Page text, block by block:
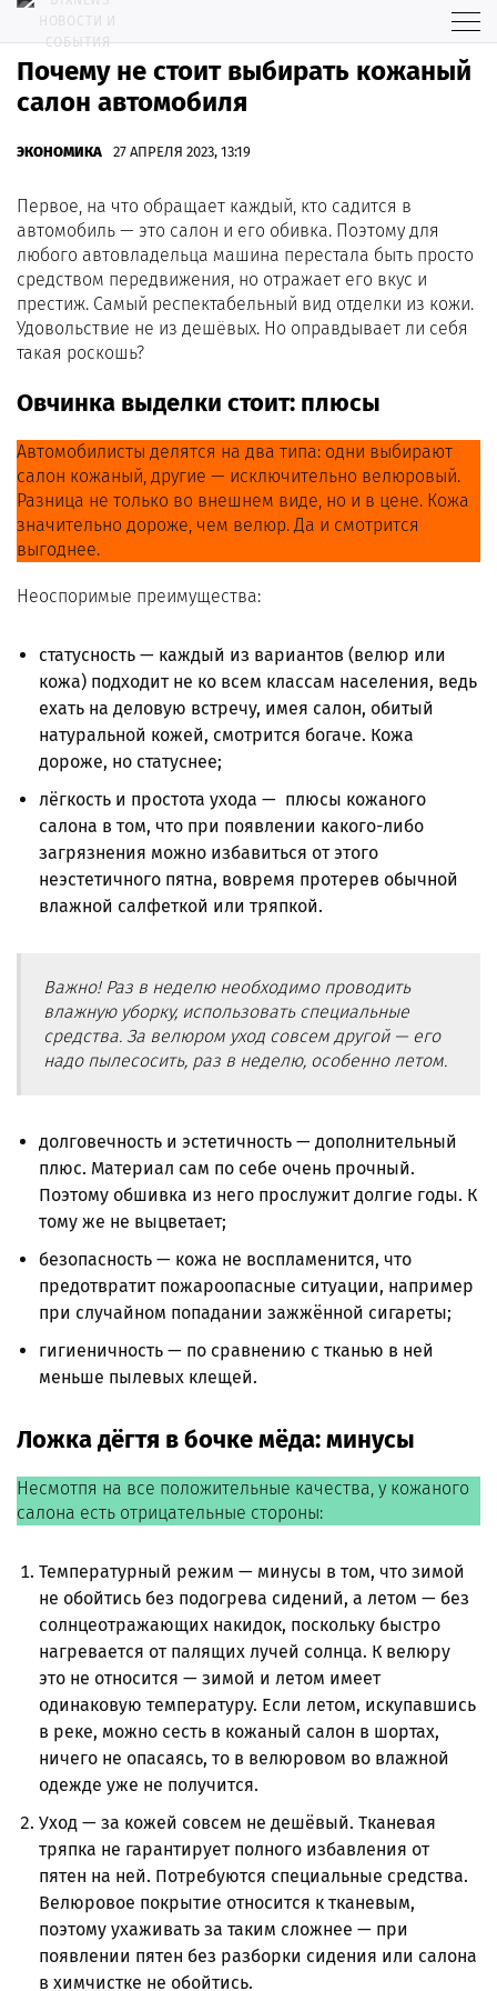
Почему не стоит выбирать кожаный
салон автомобиля
ЭКОНОМИКА 27 АПРЕЛЯ 2023, 13:19
Первое, на что обращает каждый, кто садится в
автомобиль — это салон и его обивка. Поэтому для
любого автовладельца машина перестала быть просто
средством передвижения, но отражает его вкус и
престиж. Самый респектабельный вид отделки из кожи.
Удовольствие не из дешёвых. Но оправдывает ли себя
такая роскошь?
Овчинка выделки стоит: плюсы
Автомобилисты делятся на два типа: одни выбирают
салон кожаный, другие — исключительно велюровый.
Разница не только во внешнем виде, но и в цене. Кожа
значительно дороже, чем велюр. Да и смотрится
выгоднее.
Неоспоримые преимущества:
статусность — каждый из вариантов (велюр или
кожа) подходит не ко всем классам населения, ведь
ехать на деловую встречу, имея салон, обитый
натуральной кожей, смотрится богаче. Кожа
дороже, но статуснее;
лёгкость и простота ухода — плюсы кожаного
салона в том, что при появлении какого-либо
загрязнения можно избавиться от этого
неэстетичного пятна, вовремя протерев обычной
влажной салфеткой или тряпкой.
Важно! Раз в неделю необходимо проводить
влажную уборку, использовать специальные
средства. За велюром уход совсем другой — его
надо пылесосить, раз в неделю, особенно летом.
долговечность и эстетичность — дополнительный
плюс. Материал сам по себе очень прочный.
Поэтому обшивка из него прослужит долгие годы. К
тому же не выцветает;
безопасность — кожа не воспламенится, что
предотвратит пожароопасные ситуации, например
при случайном попадании зажжённой сигареты;
гигиеничность — по сравнению с тканью в ней
меньше пылевых клещей.
Ложка дёгтя в бочке мёда: минусы
Несмотпя на все положительные качества, у кожаного
салона есть отрицательные стороны:
Температурный режим — минусы в том, что зимой
не обойтись без подогрева сидений, а летом — без
солнцеотражающих накидок, поскольку быстро
нагревается от палящих лучей солнца. К велюру
это не относится — зимой и летом имеет
одинаковую температуру. Если летом, искупавшись
в реке, можно сесть в кожаный салон в шортах,
ничего не опасаясь, то в велюровом во влажной
одежде уже не получится.
Уход — за кожей совсем не дешёвый. Тканевая
тряпка не гарантирует полного избавления от
пятен на ней. Потребуются специальные средства.
Велюровое покрытие относится к тканевым,
поэтому ухаживать за таким сложнее — при
появлении пятен без разборки сидения или салона
в химчистке не обойтись.